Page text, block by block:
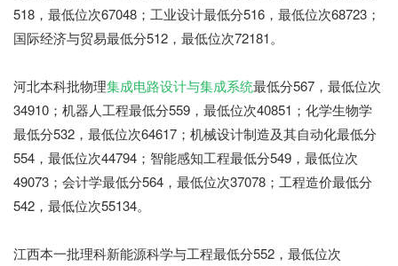
518，最低位次67048；工业设计最低分516，最低位次68723；
国际经济与贸易最低分512，最低位次72181。
河北本科批物理集成电路设计与集成系统最低分567，最低位次
34910；机器人工程最低分559，最低位次40851；化学生物学
最低分532，最低位次64617；机械设计制造及其自动化最低分
554，最低位次44794；智能感知工程最低分549，最低位次
49073；会计学最低分564，最低位次37078；工程造价最低分
542，最低位次55134。
江西本一批理科新能源科学与工程最低分552，最低位次